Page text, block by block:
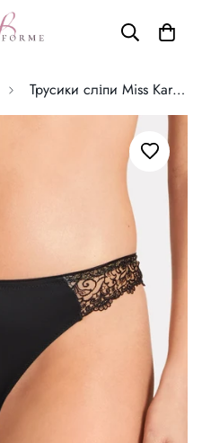
Трусики сліпи Miss Karl Aubade